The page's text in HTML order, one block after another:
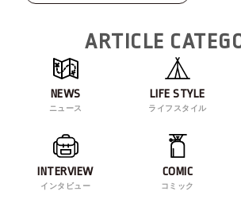
ARTICLE
NEWS
ニュース
LIFE STYLE
ライフスタイル
INTERVIEW
インタビュー
COMIC
コミック